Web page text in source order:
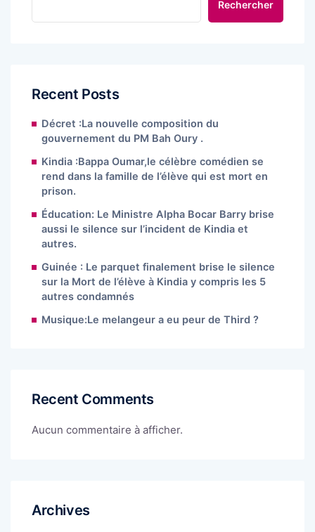
Rechercher
Recent Posts
Décret :La nouvelle composition du
gouvernement du PM Bah Oury .
Kindia :Bappa Oumar,le célèbre comédien se
rend dans la famille de l’élève qui est mort en
prison.
Éducation: Le Ministre Alpha Bocar Barry brise
aussi le silence sur l’incident de Kindia et
autres.
Guinée : Le parquet finalement brise le silence
sur la Mort de l’élève à Kindia y compris les 5
autres condamnés
Musique:Le melangeur a eu peur de Third ?
Recent Comments
Aucun commentaire à afficher.
Archives